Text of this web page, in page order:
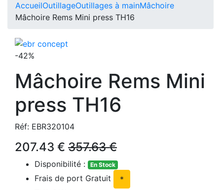
AccueilOutillageOutillages à mainMâchoire
Mâchoire Rems Mini press TH16
-42%
Mâchoire Rems Mini
press TH16
Réf: EBR320104
207.43 € 357.63 €
Disponibilité : En Stock
Frais de port Gratuit
*